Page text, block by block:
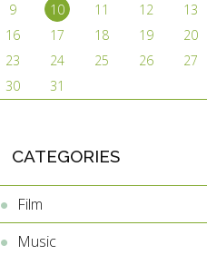
9
10 11 12 13
16
17 18 19 20
23
24 25 26 27
30
31
CATEGORIES
Film
Music